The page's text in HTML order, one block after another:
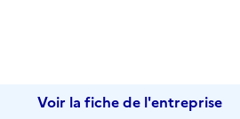
Voir la fiche de l'entreprise